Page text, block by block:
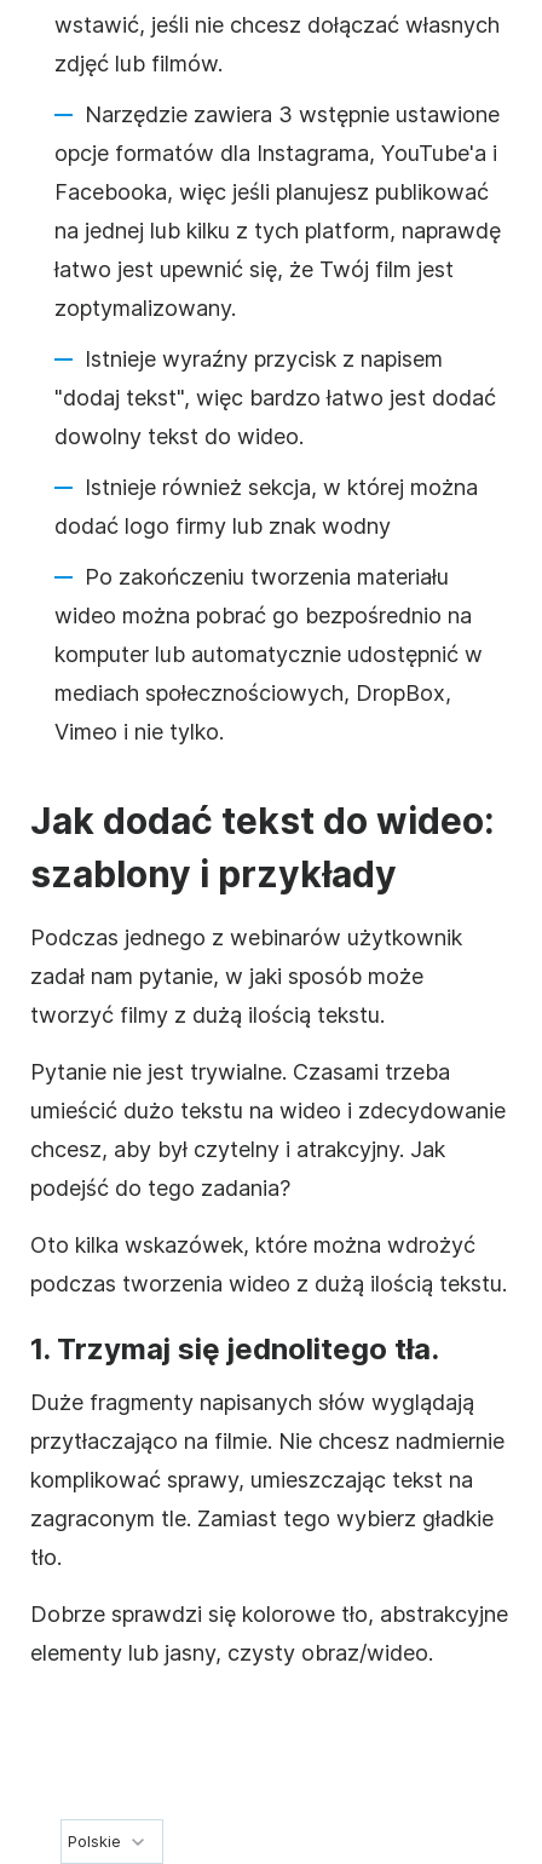
wstawić, jeśli nie chcesz dołączać własnych
zdjęć lub filmów.
Narzędzie zawiera 3 wstępnie ustawione
opcje formatów dla Instagrama, YouTube'a i
Facebooka, więc jeśli planujesz publikować
na jednej lub kilku z tych platform, naprawdę
łatwo jest upewnić się, że Twój film jest
zoptymalizowany.
Istnieje wyraźny przycisk z napisem
"dodaj tekst", więc bardzo łatwo jest dodać
dowolny tekst do wideo.
Istnieje również sekcja, w której można
dodać logo firmy lub znak wodny
Po zakończeniu tworzenia materiału
wideo można pobrać go bezpośrednio na
komputer lub automatycznie udostępnić w
mediach społecznościowych, DropBox,
Vimeo i nie tylko.
Jak dodać tekst do wideo:
szablony i przykłady
Podczas jednego z webinarów użytkownik
zadał nam pytanie, w jaki sposób może
tworzyć filmy z dużą ilością tekstu.
Pytanie nie jest trywialne. Czasami trzeba
umieścić dużo tekstu na wideo i zdecydowanie
chcesz, aby był czytelny i atrakcyjny. Jak
podejść do tego zadania?
Oto kilka wskazówek, które można wdrożyć
podczas tworzenia wideo z dużą ilością tekstu.
1. Trzymaj się jednolitego tła.
Duże fragmenty napisanych słów wyglądają
przytłaczająco na filmie. Nie chcesz nadmiernie
komplikować sprawy, umieszczając tekst na
zagraconym tle. Zamiast tego wybierz gładkie
tło.
Dobrze sprawdzi się kolorowe tło, abstrakcyjne
elementy lub jasny, czysty obraz/wideo.
Polskie